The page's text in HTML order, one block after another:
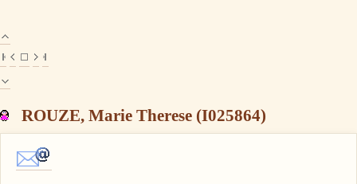
ROUZE, Marie Therese (I025864)